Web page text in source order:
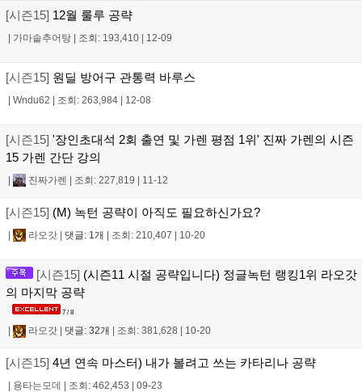
[시즌15] 12월 룰루 공략
| 가마솥추어탕 | 조회: 193,410 | 12-09
[시즌15] 원딜 방어구 관통력 바루스
| Wndu62 | 조회: 263,984 | 12-08
[시즌15] '장인초대석 2회 출연 및 가렌 평점 1위' 진짜 가렌의 시즌
15 가렌 간단 강의
| 진짜가렌 | 조회: 227,819 | 11-12
[시즌15] (M) 녹턴 공략이 아직도 필요하신가요?
| 라오갓 | 댓글: 1개 | 조회: 210,407 | 10-20
[시즌15] (시즌11 시절 공략입니다) 정글녹턴 랭킹1위 라오갓
의 마지막 공략
7 / 8
라오갓 댓글: 32개 조회: 381,628 10-20
[시즌15] 4년 연속 마스터) 내가 볼려고 쓰는 카타리나 공략
용타는모데 조회: 462,453 09-23